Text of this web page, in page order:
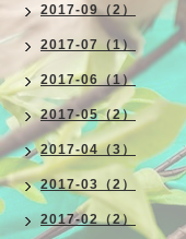
2017-09（2）
2017-07（1）
2017-06（1）
2017-05（2）
2017-04（3）
2017-03（2）
2017-02（2）